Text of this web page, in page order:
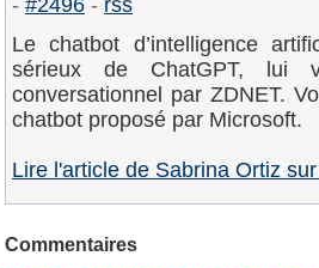
- #2496 - rss
Le chatbot d’intelligence
sérieux de ChatGPT, lui
conversationnel par ZDNET.
chatbot proposé par Microsoft.
Lire l'article de Sabrina Ortiz
Commentaires